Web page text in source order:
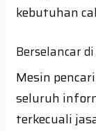
kebutuhan
Berselancar di
Mesin
seluruh
terkecuali